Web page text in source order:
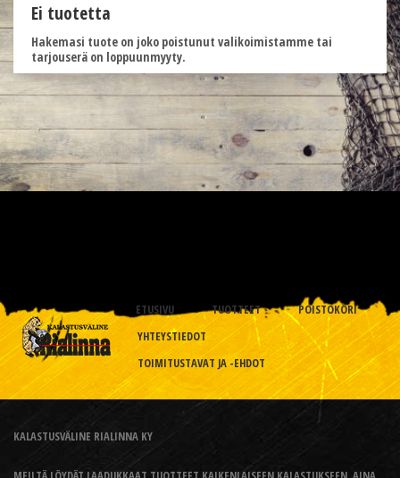
Ei tuotetta
Hakemasi tuote on joko poistunut valikoimistamme tai
tarjouserä on loppuunmyyty.
ETUSIVU TUOTTEET
POISTOKORI
YHTEYSTIEDOT
TOIMITUSTAVAT JA -EHDOT
KALASTUSVÄLINE RIALINNA KY